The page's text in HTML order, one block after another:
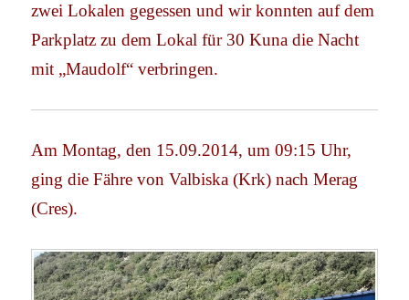
zwei Lokalen gegessen und wir konnten auf dem
Parkplatz zu dem Lokal für 30 Kuna die Nacht
mit „Maudolf“ verbringen.
Am Montag, den 15.09.2014, um 09:15 Uhr,
ging die Fähre von Valbiska (Krk) nach Merag
(Cres).